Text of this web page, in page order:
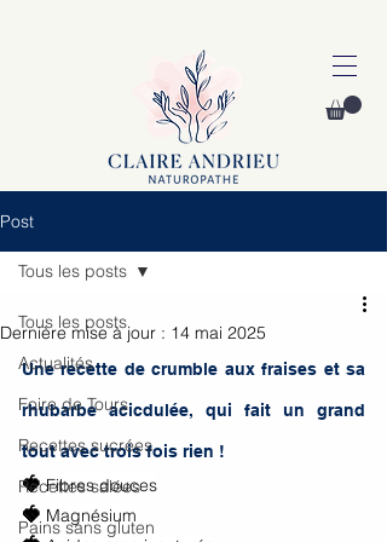
Post
Tous les posts
Actualités
Foire de Tours
Recettes sucrées
Recettes salées
Pains sans gluten
Tous les posts
Dernière mise à jour : 14 mai 2025
Une recette de crumble aux fraises et sa
rhubarbe acicdulée, qui fait un grand
tout avec trois fois rien !
🍓 Fibres douces
🍓 Magnésium